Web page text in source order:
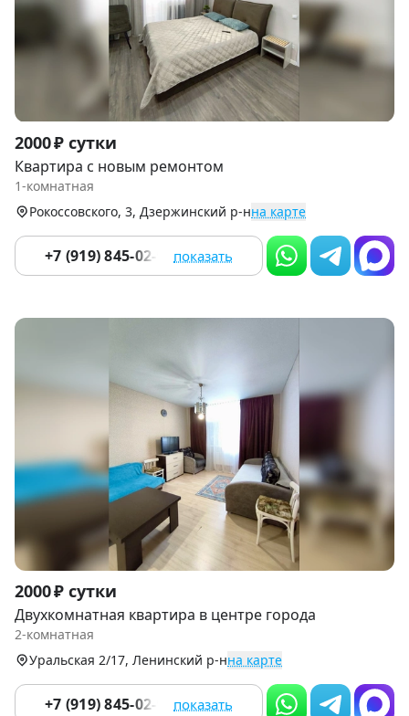
Item
1
of
9
2000 ₽ сутки
Квартира с новым ремонтом
1-комнатная
Рокоссовского, 3, Дзержинский р-нна карте
+7 (919) 845-02-90 показать
Item
1
of
2000 ₽ сутки
Двухкомнатная квартира в центре города
2-комнатная
Уральская 2/17, Ленинский р-нна карте
+7 (919) 845-02-90 показать